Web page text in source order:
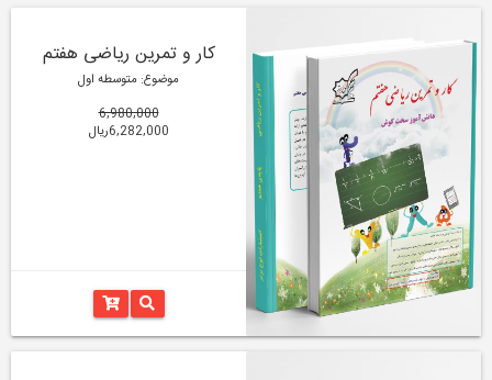
کار و تمرین ریاضی هفتم
موضوع: متوسطه اول
6,980,000
6,282,000ریال